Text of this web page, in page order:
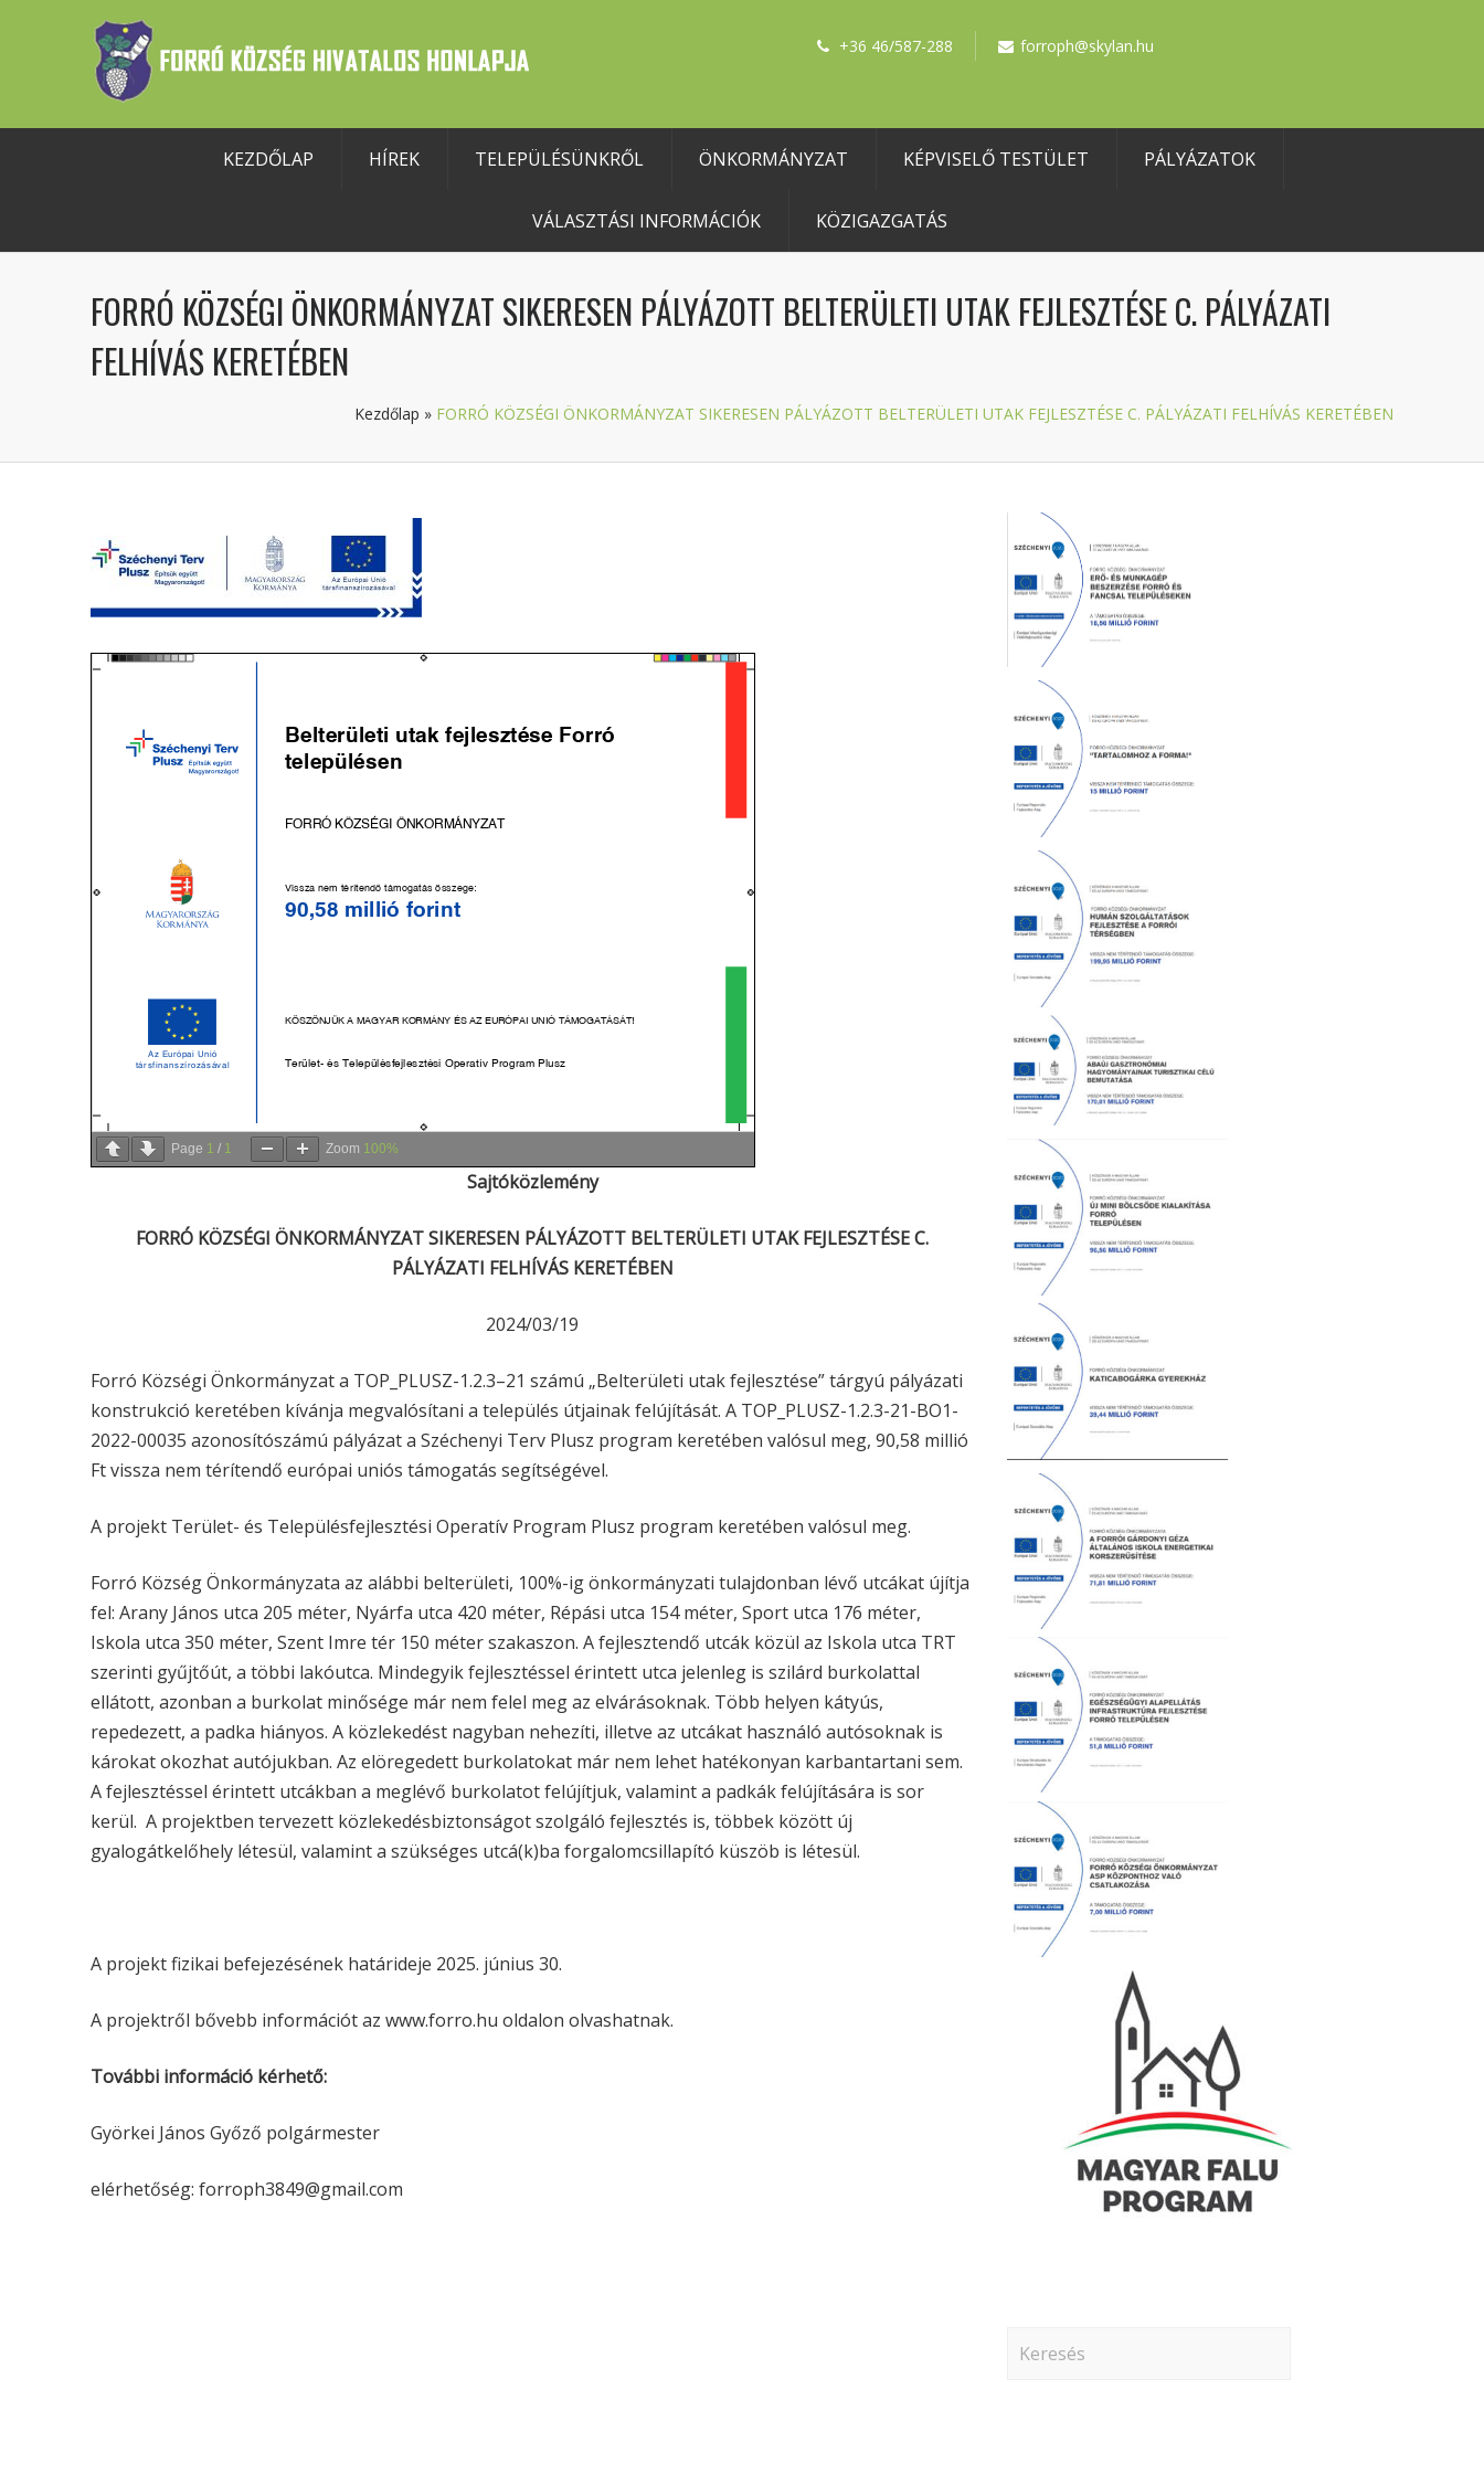
+36 46/587-288 forroph@skylan.hu
KEZDŐLAP HÍREK TELEPÜLÉSÜNKRŐL ÖNKORMÁNYZAT KÉPVISELŐ TESTÜLET PÁLYÁZATOK
VÁLASZTÁSI INFORMÁCIÓK KÖZIGAZGATÁS
FORRÓ KÖZSÉGI ÖNKORMÁNYZAT SIKERESEN PÁLYÁZOTT BELTERÜLETI UTAK FEJLESZTÉSE C. PÁLYÁZATI
FELHÍVÁS KERETÉBEN
Kezdőlap » FORRÓ KÖZSÉGI ÖNKORMÁNYZAT SIKERESEN PÁLYÁZOTT BELTERÜLETI UTAK FEJLESZTÉSE C. PÁLYÁZATI FELHÍVÁS KERETÉBEN
Page 1 / 1 Zoom 100%
Sajtóközlemény
FORRÓ KÖZSÉGI ÖNKORMÁNYZAT SIKERESEN PÁLYÁZOTT BELTERÜLETI UTAK FEJLESZTÉSE C.
PÁLYÁZATI FELHÍVÁS KERETÉBEN
2024/03/19
Forró Községi Önkormányzat a TOP_PLUSZ-1.2.3–21 számú „Belterületi utak fejlesztése” tárgyú pályázati
konstrukció keretében kívánja megvalósítani a település útjainak felújítását. A TOP_PLUSZ-1.2.3-21-BO1-
2022-00035 azonosítószámú pályázat a Széchenyi Terv Plusz program keretében valósul meg, 90,58 millió
Ft vissza nem térítendő európai uniós támogatás segítségével.
A projekt Terület- és Településfejlesztési Operatív Program Plusz program keretében valósul meg.
Forró Község Önkormányzata az alábbi belterületi, 100%-ig önkormányzati tulajdonban lévő utcákat újítja
fel: Arany János utca 205 méter, Nyárfa utca 420 méter, Répási utca 154 méter, Sport utca 176 méter,
Iskola utca 350 méter, Szent Imre tér 150 méter szakaszon. A fejlesztendő utcák közül az Iskola utca TRT
szerinti gyűjtőút, a többi lakóutca. Mindegyik fejlesztéssel érintett utca jelenleg is szilárd burkolattal
ellátott, azonban a burkolat minősége már nem felel meg az elvárásoknak. Több helyen kátyús,
repedezett, a padka hiányos. A közlekedést nagyban nehezíti, illetve az utcákat használó autósoknak is
károkat okozhat autójukban. Az elöregedett burkolatokat már nem lehet hatékonyan karbantartani sem.
A fejlesztéssel érintett utcákban a meglévő burkolatot felújítjuk, valamint a padkák felújítására is sor
kerül. A projektben tervezett közlekedésbiztonságot szolgáló fejlesztés is, többek között új
gyalogátkelőhely létesül, valamint a szükséges utcá(k)ba forgalomcsillapító küszöb is létesül.
A projekt fizikai befejezésének határideje 2025. június 30.
A projektről bővebb információt az www.forro.hu oldalon olvashatnak.
További információ kérhető:
Györkei János Győző polgármester
elérhetőség: forroph3849@gmail.com